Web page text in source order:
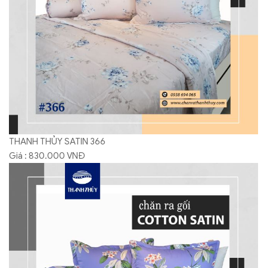
THANH THỦY SATIN 366
Giá : 830.000 VNĐ